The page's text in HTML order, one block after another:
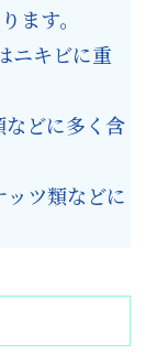
ます。
ニキビに重
どに多く含
ツ類などに